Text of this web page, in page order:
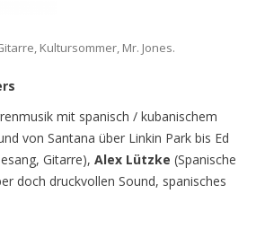
, Kultursommer, Mr. Jones.
mit spanisch / kubanischem
von Santana über Linkin Park bis Ed
Gitarre),Alex Lützke (Spanische
doch druckvollen Sound, spanisches